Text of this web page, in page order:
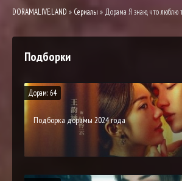
DORAMALIVE.LAND » Сериалы » Дорама Я знаю, что люблю
Подборки
Дорам: 64
Подборка дорамы 2024 года